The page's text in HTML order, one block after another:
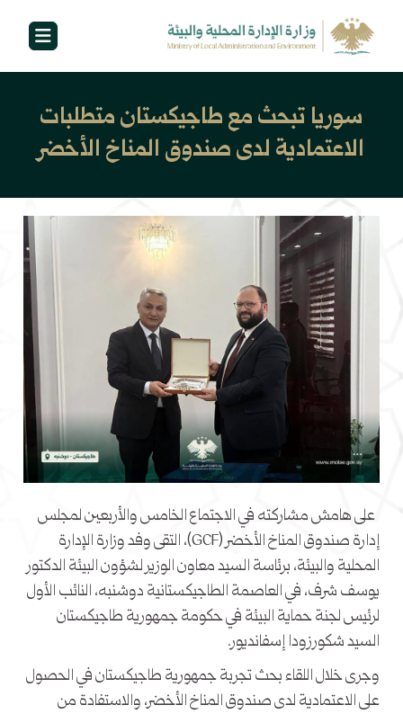
سوريا تبحث مع طاجيكستان متطلبات
الاعتمادية لدى صندوق المناخ الأخضر
على هامش مشاركته في الاجتماع الخامس والأربعين لمجلس
إدارة صندوق المناخ الأخضر (GCF)، التقى وفد وزارة الإدارة
المحلية والبيئة، برئاسة السيد معاون الوزير لشؤون البيئة الدكتور
يوسف شرف، في العاصمة الطاجيكستانية دوشنبه، النائب الأول
لرئيس لجنة حماية البيئة في حكومة جمهورية طاجيكستان
السيد شكورزودا إسفانديور.
وجرى خلال اللقاء بحث تجربة جمهورية طاجيكستان في الحصول
على الاعتمادية لدى صندوق المناخ الأخضر، والاستفادة من